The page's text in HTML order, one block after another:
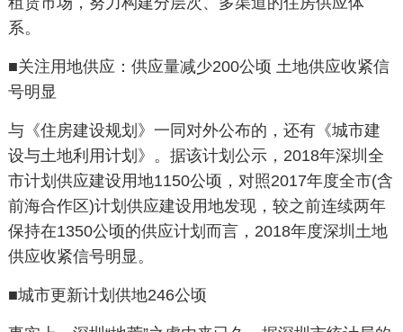
系。
■关注用地供应：供应量减少200公顷 土地供应收紧信
号明显
与《住房建设规划》一同对外公布的，还有《城市建
设与土地利用计划》。据该计划公示， 2018年深圳全
市计划供应建设用地1150公顷，对照2017年度全市(含
前海合作区)计划供应建设用地发现，较之前连续两年
保持在1350公顷的供应计划而言， 2018年度深圳土地
供应收紧信号明显。
■城市更新计划供地246公顷